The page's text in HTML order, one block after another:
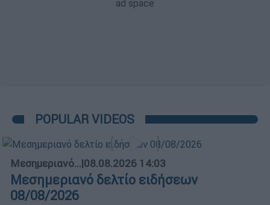
POPULAR VIDEOS
Μεσημεριανό...|08.08.2026 14:03
Μεσημεριανό δελτίο ειδήσεων
08/08/2026